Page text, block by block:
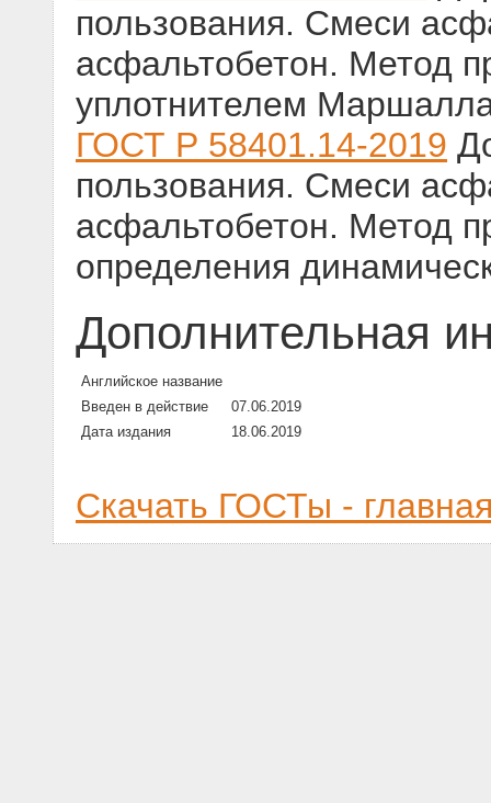
пользования. Смеси
асфальтобетон. Метод
уплотнителем
ГОСТ Р 58401.14-2019
пользования. Смеси
асфальтобетон. Метод
определения
Дополнительная
Английское название
Введен в действие
07.06.2019
Дата издания
18.06.2019
Скачать ГОСТы -